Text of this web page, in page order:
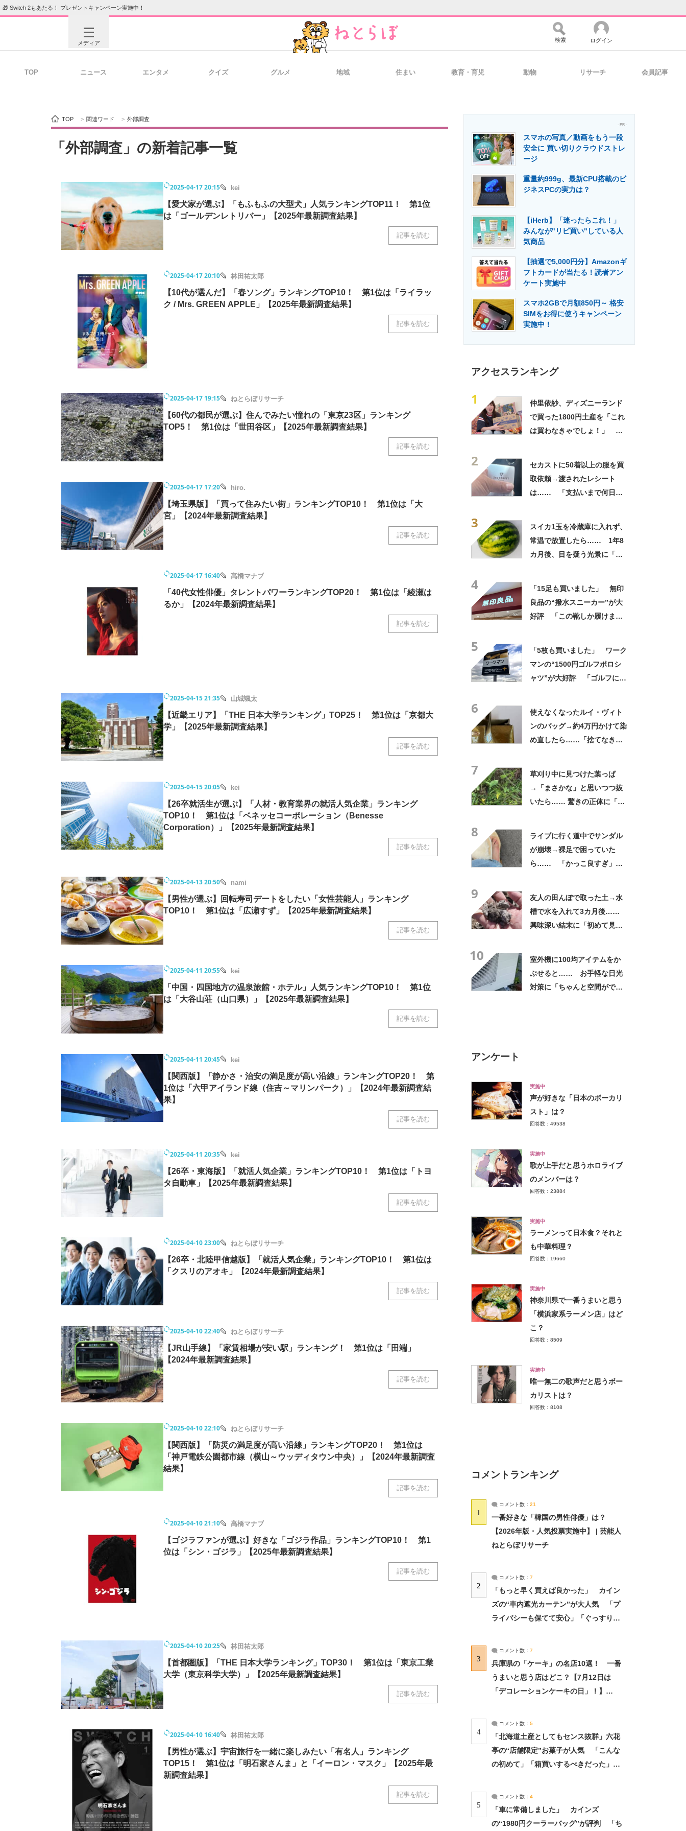
🎁 Switch 2もあたる！ プレゼントキャンペーン実施中！
メディア
ビジネスと働き方のヒント 経営リーダーのコミュニティ マーケ×ITの今がよく分かる
ITエンジニア向け専門サイト 企業向けIT製品の総合サイト 製造業のIT導入・活用を支援
モノづくり技術者専門サイト エネルギーの専門メディア 建設×テクノロジーの最前線
ちょっと気になるネットの話題
検索 ログイン
TOP ニュース エンタメ クイズ グルメ 地域 住まい 教育・育児 動物 リサーチ 会員記事
TOP > 関連ワード > 外部調査
「外部調査」の新着記事一覧
2025-04-17 20:15 kei
【愛犬家が選ぶ】「もふもふの大型犬」人気ランキングTOP11！ 第1位
は「ゴールデンレトリバー」【2025年最新調査結果】
記事を読む
2025-04-17 20:10 林田祐太郎
【10代が選んだ】「春ソング」ランキングTOP10！ 第1位は「ライラッ
ク / Mrs. GREEN APPLE」【2025年最新調査結果】
記事を読む
2025-04-17 19:15 ねとらぼリサーチ
【60代の都民が選ぶ】住んでみたい憧れの「東京23区」ランキング
TOP5！ 第1位は「世田谷区」【2025年最新調査結果】
記事を読む
2025-04-17 17:20 hiro.
【埼玉県版】「買って住みたい街」ランキングTOP10！ 第1位は「大
宮」【2024年最新調査結果】
記事を読む
2025-04-17 16:40 高橋マナブ
「40代女性俳優」タレントパワーランキングTOP20！ 第1位は「綾瀬は
るか」【2024年最新調査結果】
記事を読む
2025-04-15 21:35 山城颯太
【近畿エリア】「THE 日本大学ランキング」TOP25！ 第1位は「京都大
学」【2025年最新調査結果】
記事を読む
2025-04-15 20:05 kei
【26卒就活生が選ぶ】「人材・教育業界の就活人気企業」ランキング
TOP10！ 第1位は「ベネッセコーポレーション（Benesse
Corporation）」【2025年最新調査結果】
記事を読む
2025-04-13 20:50 nami
【男性が選ぶ】回転寿司デートをしたい「女性芸能人」ランキング
TOP10！ 第1位は「広瀬すず」【2025年最新調査結果】
記事を読む
2025-04-11 20:55 kei
「中国・四国地方の温泉旅館・ホテル」人気ランキングTOP10！ 第1位
は「大谷山荘（山口県）」【2025年最新調査結果】
記事を読む
2025-04-11 20:45 kei
【関西版】「静かさ・治安の満足度が高い沿線」ランキングTOP20！ 第
1位は「六甲アイランド線（住吉～マリンパーク）」【2024年最新調査結
果】
記事を読む
2025-04-11 20:35 kei
【26卒・東海版】「就活人気企業」ランキングTOP10！ 第1位は「トヨ
タ自動車」【2025年最新調査結果】
記事を読む
2025-04-10 23:00 ねとらぼリサーチ
【26卒・北陸甲信越版】「就活人気企業」ランキングTOP10！ 第1位は
「クスリのアオキ」【2024年最新調査結果】
記事を読む
2025-04-10 22:40 ねとらぼリサーチ
【JR山手線】「家賃相場が安い駅」ランキング！ 第1位は「田端」
【2024年最新調査結果】
記事を読む
2025-04-10 22:10 ねとらぼリサーチ
【関西版】「防災の満足度が高い沿線」ランキングTOP20！ 第1位は
「神戸電鉄公園都市線（横山～ウッディタウン中央）」【2024年最新調査
結果】
記事を読む
2025-04-10 21:10 高橋マナブ
【ゴジラファンが選ぶ】好きな「ゴジラ作品」ランキングTOP10！ 第1
位は「シン・ゴジラ」【2025年最新調査結果】
記事を読む
2025-04-10 20:25 林田祐太郎
【首都圏版】「THE 日本大学ランキング」TOP30！ 第1位は「東京工業
大学（東京科学大学）」【2025年最新調査結果】
記事を読む
2025-04-10 16:40 林田祐太郎
【男性が選ぶ】宇宙旅行を一緒に楽しみたい「有名人」ランキング
TOP15！ 第1位は「明石家さんま」と「イーロン・マスク」【2025年最
新調査結果】
記事を読む
- PR -
スマホの写真／動画をもう一段
安全に 買い切りクラウドストレ
ージ
重量約999g、最新CPU搭載のビ
ジネスPCの実力は？
【iHerb】「迷ったらこれ！」
みんなが"リピ買い"している人
気商品
【抽選で5,000円分】Amazonギ
フトカードが当たる！読者アン
ケート実施中
スマホ2GBで月額850円～ 格安
SIMをお得に使うキャンペーン
実施中！
アクセスランキング
1
仲里依紗、ディズニーランド
で買った1800円土産を「これ
は買わなきゃでしょ！」
2
セカストに50着以上の服を買
取依頼→渡されたレシート
は…… 「支払いまで何日か
3
スイカ1玉を冷蔵庫に入れず、
常温で放置したら…… 1年8
カ月後、目を疑う光景に「ヤ
4
「15足も買いました」 無印
良品の“撥水スニーカー”が大
好評 「この靴しか履けませ
5
「5枚も買いました」 ワーク
マンの“1500円ゴルフポロシ
ャツ”が大好評 「ゴルフにも
6
使えなくなったルイ・ヴィト
ンのバッグ→約4万円かけて染
め直したら……「捨てなきゃ
7
草刈り中に見つけた葉っぱ
→「まさかな」と思いつつ抜
いたら…… 驚きの正体に「お
8
ライブに行く道中でサンダル
が崩壊→裸足で困っていた
ら…… 「かっこ良すぎ」ま
9
友人の田んぼで取った土→水
槽で水を入れて3カ月後……
興味深い結末に「初めて見
10
室外機に100均アイテムをか
ぶせると…… お手軽な日光
対策に「ちゃんと空間ができ
アンケート
実施中
声が好きな「日本のボーカリ
スト」は？
回答数：49538
実施中
歌が上手だと思うホロライブ
のメンバーは？
回答数：23884
実施中
ラーメンって日本食？それと
も中華料理？
回答数：19660
実施中
神奈川県で一番うまいと思う
「横浜家系ラーメン店」はど
こ？
回答数：8509
実施中
唯一無二の歌声だと思うボー
カリストは？
回答数：8108
コメントランキング
1
コメント数： 21
一番好きな「韓国の男性俳優」は？
【2026年版・人気投票実施中】 | 芸能人
ねとらぼリサーチ
2
コメント数： 7
「もっと早く買えば良かった」 カイン
ズの“車内遮光カーテン”が大人気 「プ
ライバシーも保てて安心」「ぐっすり眠
3
コメント数： 7
兵庫県の「ケーキ」の名店10選！ 一番
うまいと思う店はどこ？【7月12日は
「デコレーションケーキの日」！】
4
コメント数： 5
「北海道土産としてもセンス抜群」六花
亭の“店舗限定”お菓子が人気 「こんな
の初めて」「箱買いするべきだった」
5
コメント数： 4
「車に常備しました」 カインズ
の“1980円クーラーバッグ”が評判 「ち